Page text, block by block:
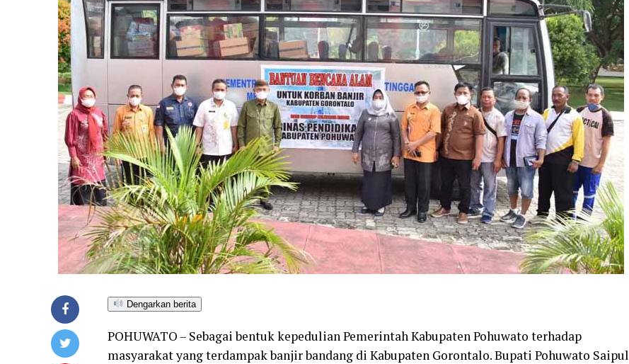
Dengarkan berita
POHUWATO – Sebagai bentuk kepedulian Pemerintah Kabupaten Pohuwato terhadap
masyarakat yang terdampak banjir bandang di Kabupaten Gorontalo. Bupati Pohuwato Saipul